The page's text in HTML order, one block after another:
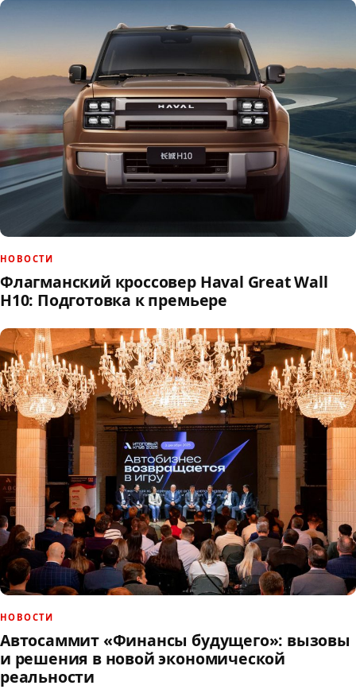
НОВОСТИ
Флагманский кроссовер Haval Great Wall
H10: Подготовка к премьере
НОВОСТИ
Автосаммит «Финансы будущего»: вызовы
и решения в новой экономической
реальности